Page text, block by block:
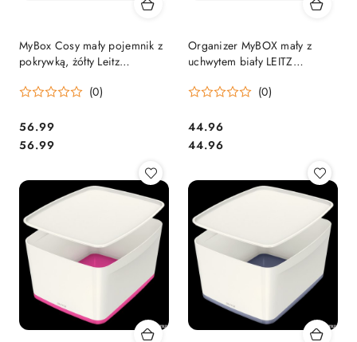
MyBox Cosy mały pojemnik z
pokrywką, żółty Leitz
(0)
Cena:
56.99
Cena:
56.99
Organizer MyBOX mały z
uchwytem biały LEITZ
(0)
Cena:
44.96
Cena:
44.96